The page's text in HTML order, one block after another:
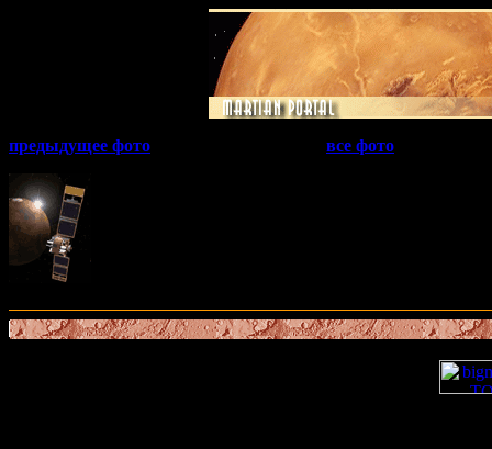
предыдущее фото все фото